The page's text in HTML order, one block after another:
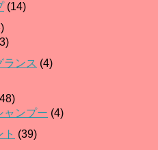
(14)
ランス (4)
ャンプー (4)
ト (39)